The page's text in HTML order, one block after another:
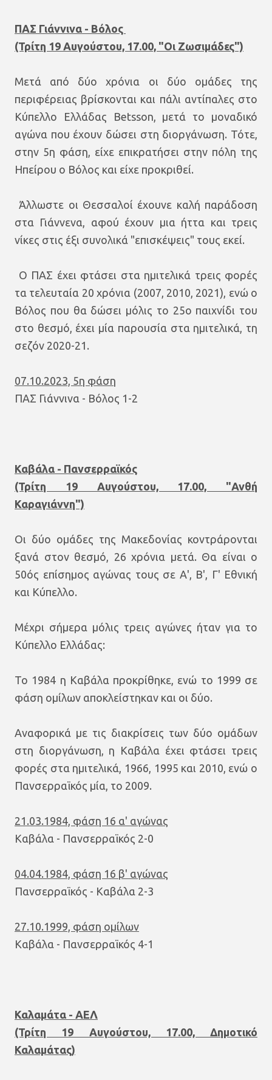
ΠΑΣ Γιάννινα - Βόλος
(Τρίτη 19 Αυγούστου, 17.00, "Οι Ζωσιμάδες")
Μετά από δύο χρόνια οι δύο ομάδες της
περιφέρειας βρίσκονται και πάλι αντίπαλες στο
Κύπελλο Ελλάδας Betsson, μετά το μοναδικό
αγώνα που έχουν δώσει στη διοργάνωση. Τότε,
στην 5η φάση, είχε επικρατήσει στην πόλη της
Ηπείρου ο Βόλος και είχε προκριθεί.
Άλλωστε οι Θεσσαλοί έχουνε καλή παράδοση
στα Γιάννενα, αφού έχουν μια ήττα και τρεις
νίκες στις έξι συνολικά "επισκέψεις" τους εκεί.
Ο ΠΑΣ έχει φτάσει στα ημιτελικά τρεις φορές
τα τελευταία 20 χρόνια (2007, 2010, 2021), ενώ ο
Βόλος που θα δώσει μόλις το 25ο παιχνίδι του
στο θεσμό, έχει μία παρουσία στα ημιτελικά, τη
σεζόν 2020-21.
07.10.2023, 5η φάση
ΠΑΣ Γιάννινα - Βόλος 1-2
Καβάλα - Πανσερραϊκός
(Τρίτη 19 Αυγούστου, 17.00, "Ανθή
Καραγιάννη")
Οι δύο ομάδες της Μακεδονίας κοντράρονται
ξανά στον θεσμό, 26 χρόνια μετά. Θα είναι ο
50ός επίσημος αγώνας τους σε Α', Β', Γ' Εθνική
και Κύπελλο.
Μέχρι σήμερα μόλις τρεις αγώνες ήταν για το
Κύπελλο Ελλάδας:
Το 1984 η Καβάλα προκρίθηκε, ενώ το 1999 σε
φάση ομίλων αποκλείστηκαν και οι δύο.
Αναφορικά με τις διακρίσεις των δύο ομάδων
στη διοργάνωση, η Καβάλα έχει φτάσει τρεις
φορές στα ημιτελικά, 1966, 1995 και 2010, ενώ ο
Πανσερραϊκός μία, το 2009.
21.03.1984, φάση 16 α' αγώνας
Καβάλα - Πανσερραϊκός 2-0
04.04.1984, φάση 16 β' αγώνας
Πανσερραϊκός - Καβάλα 2-3
27.10.1999, φάση ομίλων
Καβάλα - Πανσερραϊκός 4-1
Καλαμάτα - ΑΕΛ
(Τρίτη 19 Αυγούστου, 17.00, Δημοτικό
Καλαμάτας)